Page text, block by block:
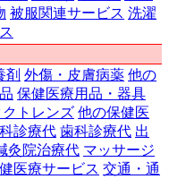
被服関連サービス 洗濯
剤 外傷・皮膚病薬 他の
保健医療用品・器具
クトレンズ 他の保健医
診療代 歯科診療代 出
灸院治療代 マッサージ
医療サービス 交通・通